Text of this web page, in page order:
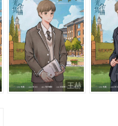
王赫